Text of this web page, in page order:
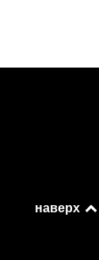
наверх